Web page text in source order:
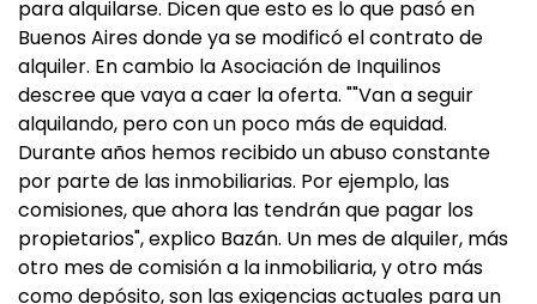
para alquilarse. Dicen que esto es lo que pasó en
Buenos Aires donde ya se modificó el contrato de
alquiler. En cambio la Asociación de Inquilinos
descree que vaya a caer la oferta. ""Van a seguir
alquilando, pero con un poco más de equidad.
Durante años hemos recibido un abuso constante
por parte de las inmobiliarias. Por ejemplo, las
comisiones, que ahora las tendrán que pagar los
propietarios", explico Bazán. Un mes de alquiler, más
otro mes de comisión a la inmobiliaria, y otro más
como depósito, son las exigencias actuales para un